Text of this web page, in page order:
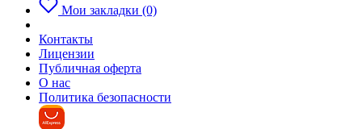
Мои закладки (0)
Контакты
Лицензии
Публичная оферта
О нас
Политика безопасности